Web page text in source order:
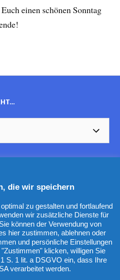
einen schönen Sonntag
die wir speichern
zu gestalten und fortlaufend
wir zusätzliche Dienste für
können der Verwendung von
hier zustimmen, ablehnen oder
und persönliche Einstellungen
klicken, willigen Sie
S. 1 lit. a DSGVO ein, dass Ihre
verarbeitet werden.